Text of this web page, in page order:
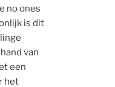
no ones
is dit
van
een
het